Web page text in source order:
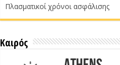
Πλασματικοί χρόνοι ασφάλισης
Καιρός